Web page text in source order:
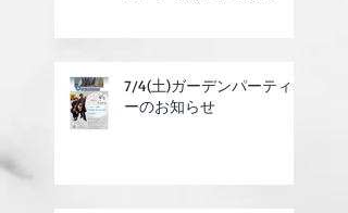
7/4(土)ガーデンパーティ
ーのお知らせ